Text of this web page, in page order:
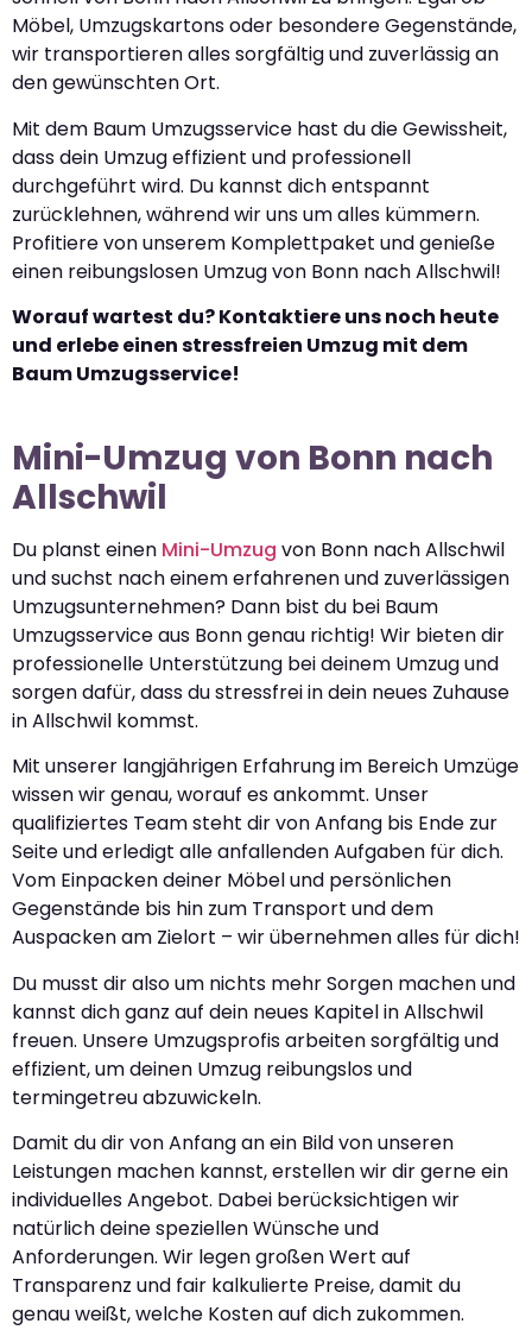
Möbel, Umzugskartons oder besondere Gegenstände,
wir transportieren alles sorgfältig und zuverlässig an
den gewünschten Ort.
Mit dem Baum Umzugsservice hast du die Gewissheit,
dass dein Umzug effizient und professionell
durchgeführt wird. Du kannst dich entspannt
zurücklehnen, während wir uns um alles kümmern.
Profitiere von unserem Komplettpaket und genieße
einen reibungslosen Umzug von Bonn nach Allschwil!
Worauf wartest du? Kontaktiere uns noch heute
und erlebe einen stressfreien Umzug mit dem
Baum Umzugsservice!
Mini-Umzug von Bonn nach
Allschwil
Du planst einen Mini-Umzug von Bonn nach Allschwil
und suchst nach einem erfahrenen und zuverlässigen
Umzugsunternehmen? Dann bist du bei Baum
Umzugsservice aus Bonn genau richtig! Wir bieten dir
professionelle Unterstützung bei deinem Umzug und
sorgen dafür, dass du stressfrei in dein neues Zuhause
in Allschwil kommst.
Mit unserer langjährigen Erfahrung im Bereich Umzüge
wissen wir genau, worauf es ankommt. Unser
qualifiziertes Team steht dir von Anfang bis Ende zur
Seite und erledigt alle anfallenden Aufgaben für dich.
Vom Einpacken deiner Möbel und persönlichen
Gegenstände bis hin zum Transport und dem
Auspacken am Zielort – wir übernehmen alles für dich!
Du musst dir also um nichts mehr Sorgen machen und
kannst dich ganz auf dein neues Kapitel in Allschwil
freuen. Unsere Umzugsprofis arbeiten sorgfältig und
effizient, um deinen Umzug reibungslos und
termingetreu abzuwickeln.
Damit du dir von Anfang an ein Bild von unseren
Leistungen machen kannst, erstellen wir dir gerne ein
individuelles Angebot. Dabei berücksichtigen wir
natürlich deine speziellen Wünsche und
Anforderungen. Wir legen großen Wert auf
Transparenz und fair kalkulierte Preise, damit du
genau weißt, welche Kosten auf dich zukommen.